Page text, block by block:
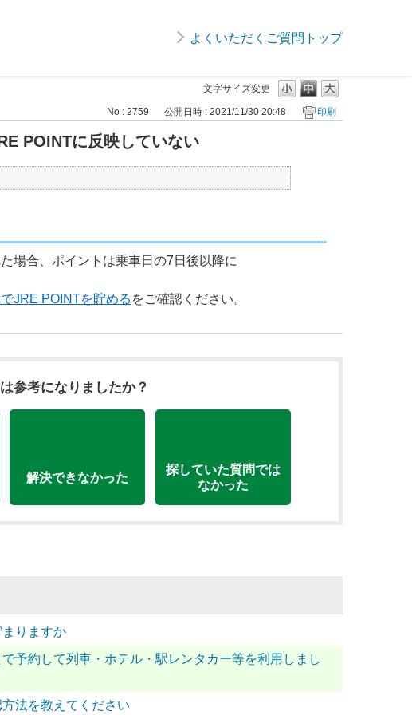
よくいただくご質問トップ
文字サイズ変更
No : 2759 公開日時 : 2021/11/30 20:48 印刷
POINTに反映していない
場合、ポイントは乗車日の7日後以降に
JRE POINTを貯める をご確認ください。
参考になりましたか？
解決できなかった
探していた質問では
なかった
りますか
予約して列車・ホテル・駅レンタカー等を利用しまし
法を教えてください